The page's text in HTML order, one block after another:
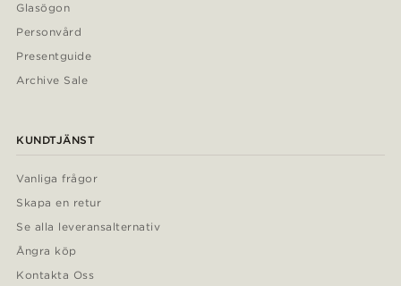
Glasögon
Personvård
Presentguide
Archive Sale
KUNDTJÄNST
Vanliga frågor
Skapa en retur
Se alla leveransalternativ
Ångra köp
Kontakta Oss